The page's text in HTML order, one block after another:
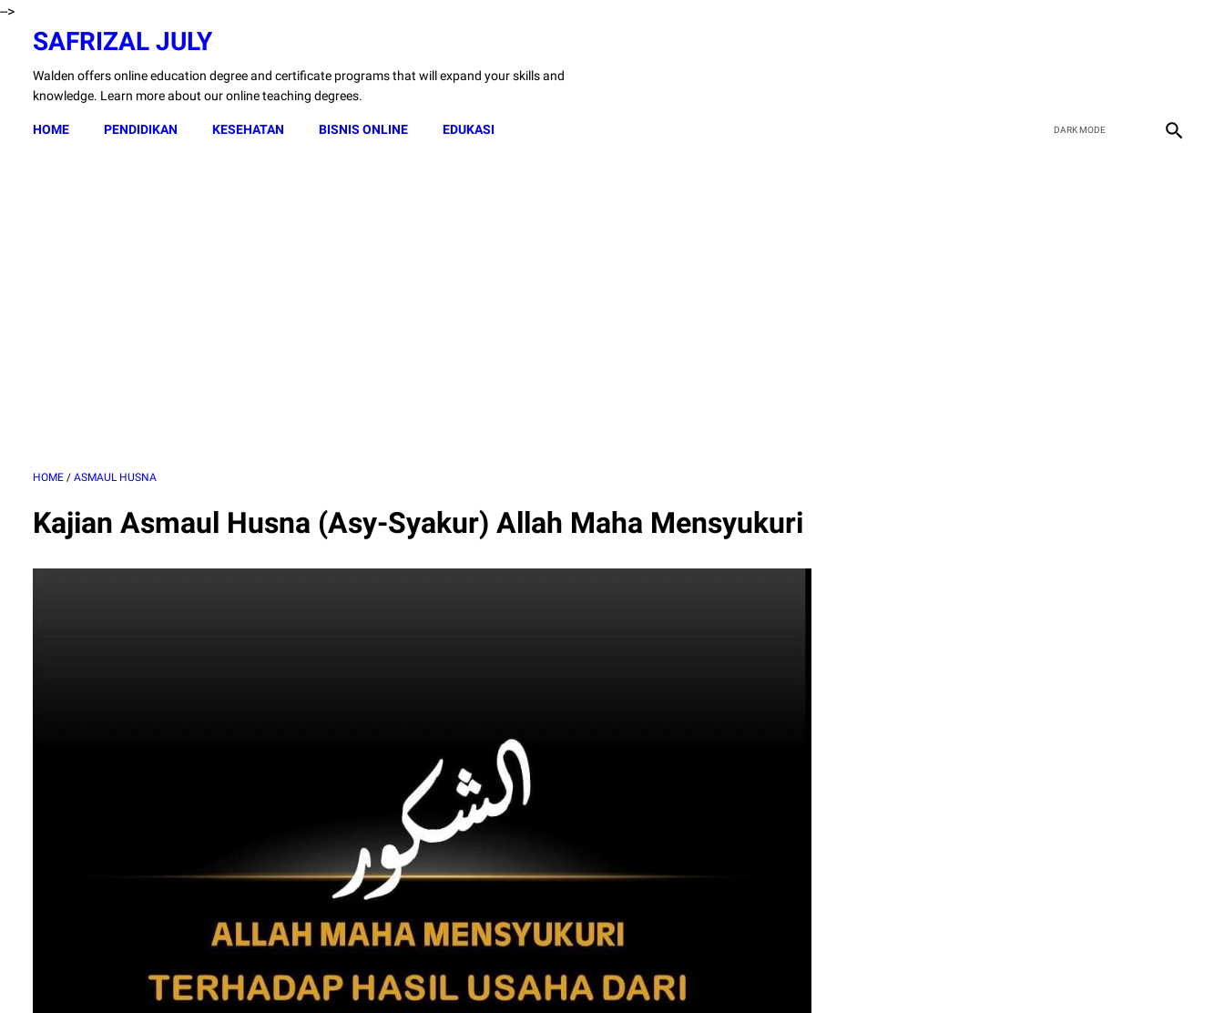
-->
SAFRIZAL JULY
Walden offers online education degree and certificate programs that will expand your skills and
knowledge. Learn more about our online teaching degrees.
HOME PENDIDIKAN KESEHATAN BISNIS ONLINE EDUKASI
HOME / ASMAUL HUSNA
Kajian Asmaul Husna (Asy-Syakur) Allah Maha Mensyukuri